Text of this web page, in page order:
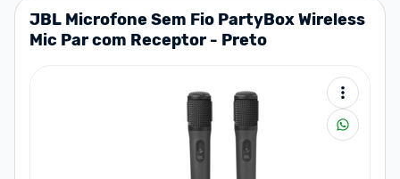
JBL Microfone Sem Fio PartyBox Wireless
Mic Par com Receptor - Preto